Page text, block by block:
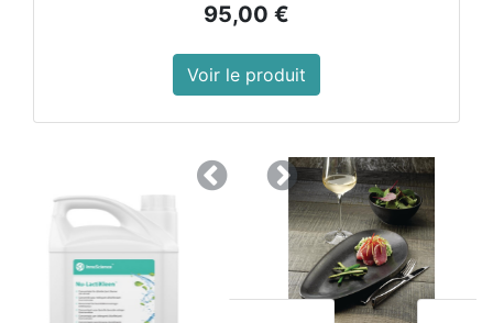
95,00 €
Voir le produit
PrécedentSuivant